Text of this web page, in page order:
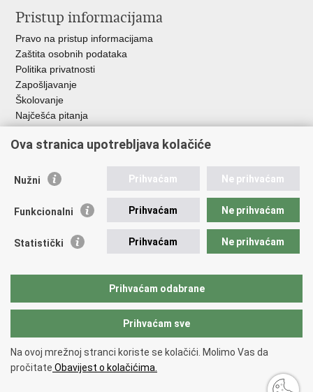
Pristup informacijama
Pravo na pristup informacijama
Zaštita osobnih podataka
Politika privatnosti
Zapošljavanje
Školovanje
Najčešća pitanja
Važne poveznice
EMN Nacionalna kontaktna točka za Republiku Hrvatsku
Policijska akademija
Zaklada policijske solidarnosti
Udruge
Copyright © 2026 Ministarstvo unutarnjih poslova Republike Hrvatske.
Uvjeti korištenja.Izjava o pristupačnosti
Ova stranica upotrebljava kolačiće
Nužni Prihvaćam Ne prihvaćam
Funkcionalni Prihvaćam Ne prihvaćam
Statistički Prihvaćam Ne prihvaćam
Prihvaćam odabrane
Prihvaćam sve
Na ovoj mrežnoj stranci koriste se kolačići. Molimo Vas da
pročitate Obavijest o kolačićima.